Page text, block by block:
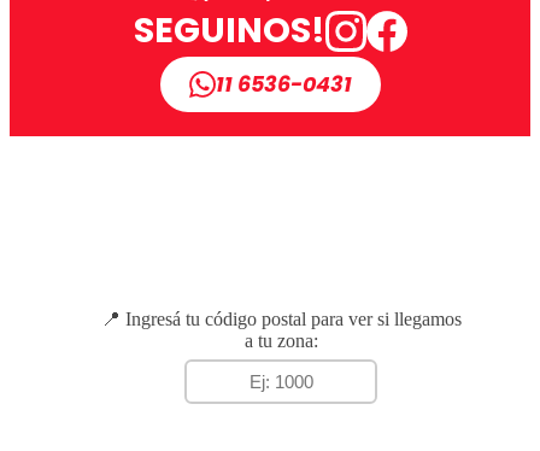
SEGUINOS!
11 6536-0431
📍 Ingresá tu código postal para ver si llegamos
a tu zona: